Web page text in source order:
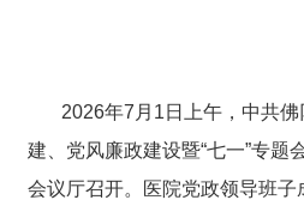
2026年7月1日上午，中共
建、党风廉政建设暨“七一”专题
会议厅召开。医院党政领导班子